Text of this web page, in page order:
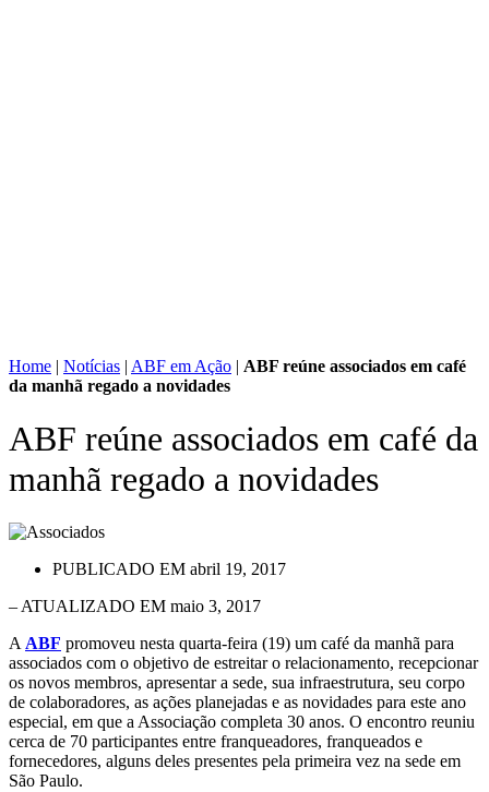
Home | Notícias | ABF em Ação | ABF reúne associados em café
da manhã regado a novidades
ABF reúne associados em café da
manhã regado a novidades
PUBLICADO EM abril 19, 2017
– ATUALIZADO EM maio 3, 2017
A ABF promoveu nesta quarta-feira (19) um café da manhã para
associados com o objetivo de estreitar o relacionamento, recepcionar
os novos membros, apresentar a sede, sua infraestrutura, seu corpo
de colaboradores, as ações planejadas e as novidades para este ano
especial, em que a Associação completa 30 anos. O encontro reuniu
cerca de 70 participantes entre franqueadores, franqueados e
fornecedores, alguns deles presentes pela primeira vez na sede em
São Paulo.